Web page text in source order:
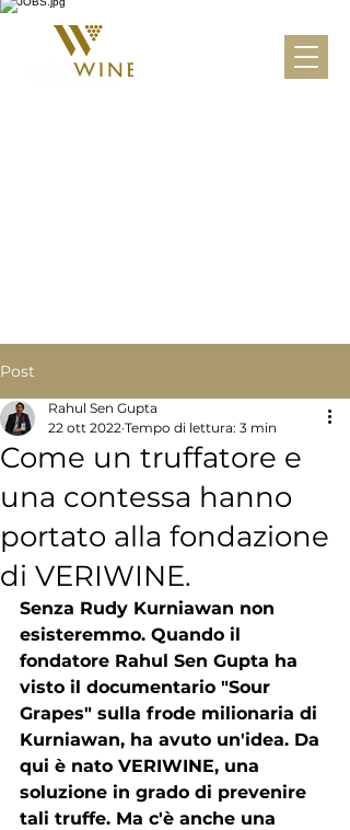
Post
Come un truffatore e
una contessa hanno
portato alla fondazione
di VERIWINE.
Rahul Sen Gupta
22 ott 2022 Tempo di lettura: 3 min
Senza Rudy Kurniawan non
esisteremmo. Quando il
fondatore Rahul Sen Gupta ha
visto il documentario "Sour
Grapes" sulla frode milionaria di
Kurniawan, ha avuto un'idea. Da
qui è nato VERIWINE, una
soluzione in grado di prevenire
tali truffe. Ma c'è anche una